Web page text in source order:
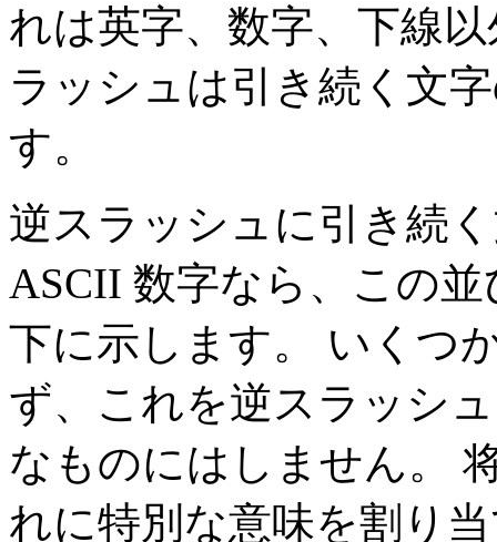
れは英字、数字、下線
ラッシュは引き続く文
す。
逆スラッシュに引き続
ASCII 数字なら、この
下に示します。 いくつ
ず、これを逆スラッシ
なものにはしません。
れに特別な意味を割り